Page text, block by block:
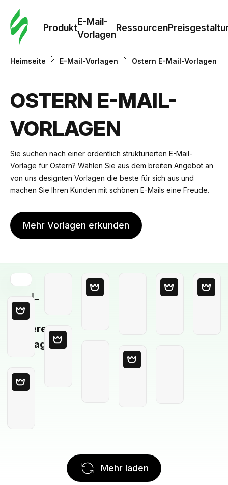
Produkt
E-Mail-
Vorlagen
Ressourcen
Heimseite E-Mail-Vorlagen Ostern E-Mail-Vorlagen
OSTERN E-MAIL-
VORLAGEN
Sie suchen nach einer ordentlich strukturierten E-Mail-
Vorlage für Ostern? Wählen Sie aus dem breiten Angebot an
von uns designten Vorlagen die beste für sich aus und
machen Sie Ihren Kunden mit schönen E-Mails eine Freude.
Mehr Vorlagen erkunden
Leere
Vorlage
Mehr laden